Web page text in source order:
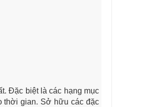
Đặc biệt là các hạng mục
thời gian. Sở hữu các đặc